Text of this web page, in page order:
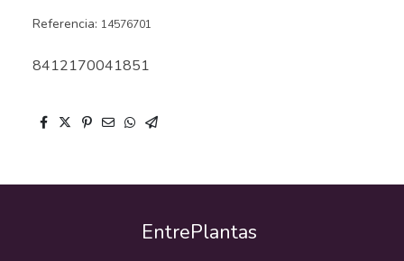
Referencia: 14576701
8412170041851
EntrePlantas